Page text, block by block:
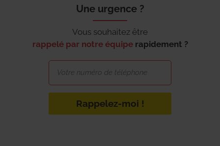
Une urgence ?
Vous souhaitez être
rappelé par notre équipe rapidement ?
Rappelez-moi !